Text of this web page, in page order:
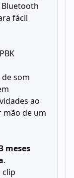
fácil
som
ao
mão de um
meses
.
clip